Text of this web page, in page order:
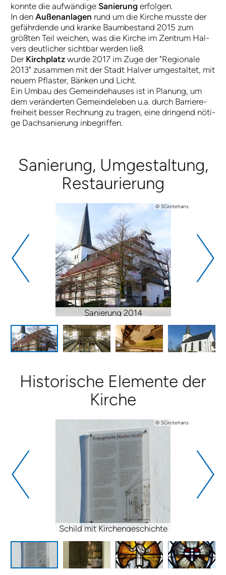
konn­te die auf­wän­di­ge Sa­nie­rung er­fol­gen.
In den Au­ßen­an­la­gen rund um die Kir­che muss­te der
ge­fähr­den­de und kran­ke Baum­be­stand 2015 zum
größ­ten Teil wei­chen, was die Kir­che im Zen­trum Hal­
vers deut­licher sicht­bar wer­den ließ.
DerKirch­platz wur­de 2017 im Zu­ge der "Re­gi­o­nal­e
2013" zu­sam­men mit der Stadt Hal­ver um­ge­stal­tet, mit
neu­em Pfla­ster, Bän­ken und Licht.
Ein Um­bau des Ge­mein­de­hau­ses ist in Pla­nung, um
dem ver­än­der­ten Ge­mein­de­le­ben u.a. durch Bar­rie­re­
frei­heit bes­ser Rech­nung zu tra­gen, ei­ne drin­gend nö­ti­
ge Dach­sa­nie­rung in­be­grif­fen.
Sa­nie­rung, Um­ge­stal­tung,
Restaurie­rung
Sanierung 2014
© SGrotehans
Historische Ele­men­te der
Kirche
Schild mit Kirchengeschichte
© SGrotehans